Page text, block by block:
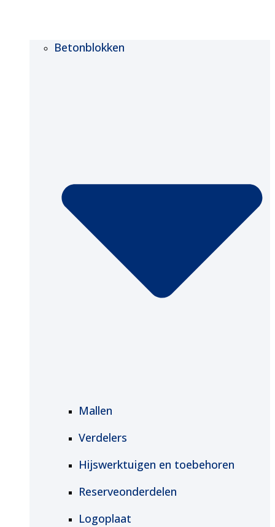
Betonblokken
Mallen
Verdelers
Hijswerktuigen en toebehoren
Reserveonderdelen
Logoplaat